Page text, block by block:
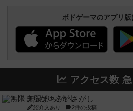
ボドゲーマのアプリ版
アクセス数
無限まちがいさがし
紹介文あり 2件の投稿